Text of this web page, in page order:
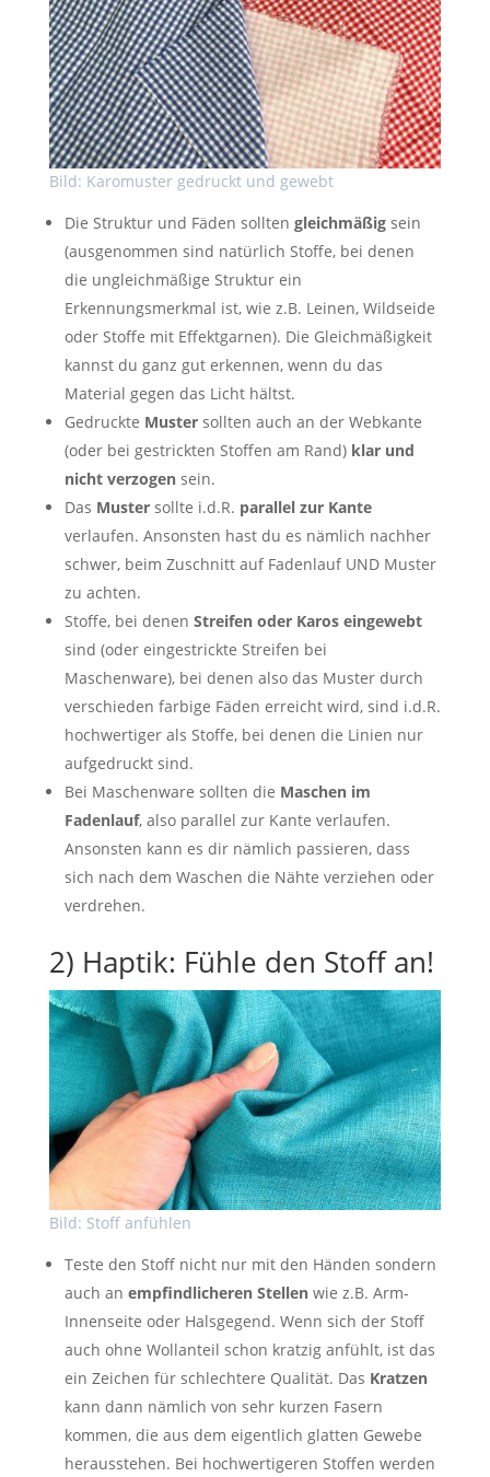
Bild: Karomuster gedruckt und gewebt
Die Struktur und Fäden sollten gleichmäßigsein
(ausgenommen sind natürlich Stoffe, bei denen
die ungleichmäßige Struktur ein
Erkennungsmerkmal ist, wie z.B. Leinen, Wildseide
oder Stoffe mit Effektgarnen). Die Gleichmäßigkeit
kannst du ganz gut erkennen, wenn du das
Material gegen das Licht hältst.
Gedruckte Mustersollten auch an der Webkante
(oder bei gestrickten Stoffen am Rand) klar und
nicht verzogensein.
Das Mustersollte i.d.R. parallel zur Kante
verlaufen. Ansonsten hast du es nämlich nachher
schwer, beim Zuschnitt auf Fadenlauf UND Muster
zu achten.
Stoffe, bei denen Streifen oder Karos eingewebt
sind (oder eingestrickte Streifen bei
Maschenware), bei denen also das Muster durch
verschieden farbige Fäden erreicht wird, sind i.d.R.
hochwertiger als Stoffe, bei denen die Linien nur
aufgedruckt sind.
Bei Maschenware sollten die Maschen im
Fadenlauf, also parallel zur Kante verlaufen.
Ansonsten kann es dir nämlich passieren, dass
sich nach dem Waschen die Nähte verziehen oder
verdrehen.
2) Haptik: Fühle den Stoff an!
Bild: Stoff anfühlen
Teste den Stoff nicht nur mit den Händen sondern
auch an empfindlicheren Stellenwie z.B. Arm-
Innenseite oder Halsgegend. Wenn sich der Stoff
auch ohne Wollanteil schon kratzig anfühlt, ist das
ein Zeichen für schlechtere Qualität. Das Kratzen
kann dann nämlich von sehr kurzen Fasern
kommen, die aus dem eigentlich glatten Gewebe
herausstehen. Bei hochwertigeren Stoffen werden